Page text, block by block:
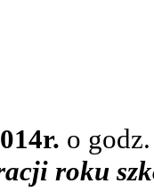
o
roku